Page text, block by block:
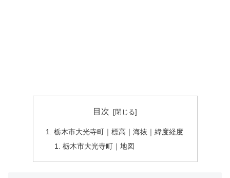
目次
栃木市大光寺町｜標高｜海抜｜緯度経度
栃木市大光寺町｜地図